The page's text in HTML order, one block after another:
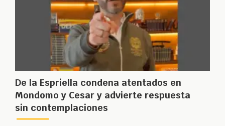
De la Espriella condena atentados en
Mondomo y Cesar y advierte respuesta
sin contemplaciones